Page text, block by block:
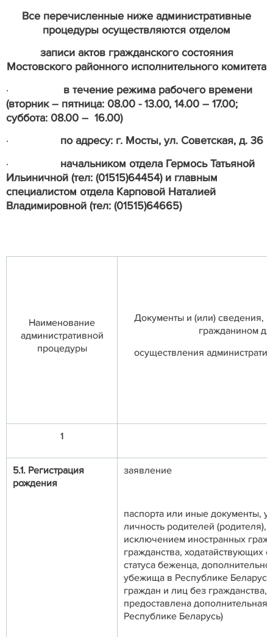
Все перечисленные ниже административные
процедуры осуществляются отделом
записи актов гражданского состояния
Мостовского районного исполнительного комитета
·
в течение режима рабочего времени
(вторник – пятница: 08.00 - 13.00, 14.00 – 17.00;
суббота: 08.00 – 16.00)
· по адресу: г. Мосты, ул. Советская, д. 36
· начальником отдела Гермось Татьяной
Ильиничной (тел: (01515)64454) и главным
специалистом отдела Карповой Наталией
Владимировной (тел: (01515)64665)
Наименование
административной
процедуры
Документы и (или) сведения,
гражданином
осуществления
1
5.1. Регистрация
рождения
заявление
паспорта или иные документы,
личность родителей (родителя),
исключением иностранных
гражданства, ходатайствующих
статуса беженца,
убежища в Республике
граждан и лиц без гражданства,
предоставлена дополнительная
Республике Беларусь)